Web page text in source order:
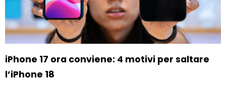
iPhone 17 ora conviene: 4 motivi per saltare
l’iPhone 18